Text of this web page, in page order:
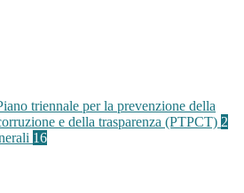
triennale per la prevenzione della
e della trasparenza (PTPCT) 2
16